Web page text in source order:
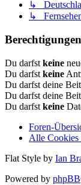
↳
↳
Du darfst keine
Du darfst keine
Du darfst deine
Du darfst deine
Du darfst keine
Foren-
Alle Cookies
Flat Style by Ian
Powered by phpBB